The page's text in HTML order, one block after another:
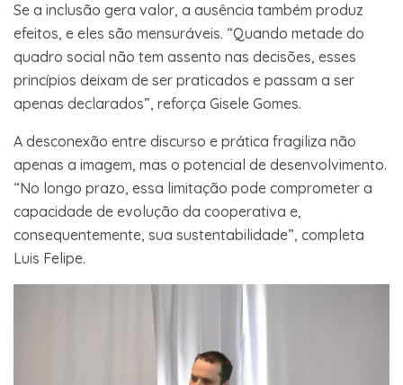
Se a inclusão gera valor, a ausência também produz
efeitos, e eles são mensuráveis. “Quando metade do
quadro social não tem assento nas decisões, esses
princípios deixam de ser praticados e passam a ser
apenas declarados”, reforça Gisele Gomes.
A desconexão entre discurso e prática fragiliza não
apenas a imagem, mas o potencial de desenvolvimento.
“No longo prazo, essa limitação pode comprometer a
capacidade de evolução da cooperativa e,
consequentemente, sua sustentabilidade”, completa
Luis Felipe.